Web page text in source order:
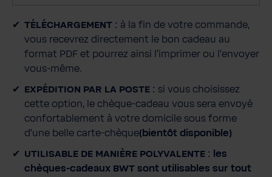
a
t
é
TÉLÉCHARGEMENT : à la fin de votre commande,
vous recevrez directement le bon cadeau au
format PDF et pourrez ainsi l'imprimer ou l'envoyer
vous-même.
EXPÉDITION PAR LA POSTE : si vous choisissez
cette option, le chèque-cadeau vous sera envoyé
confortablement à votre domicile sous forme
d'une belle carte-chèque(bientôt disponible)
UTILISABLE DE MANIÈRE POLYVALENTE : les
chèques-cadeaux BWT sont utilisables sur tout